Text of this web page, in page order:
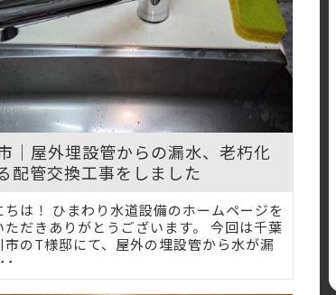
｜屋外埋設管からの漏水、老朽化
配管交換工事をしました
ちは！ ひまわり水道設備のホームページを
ただきありがとうございます。 今回は千葉
市のT様邸にて、屋外の埋設管から水が漏
･